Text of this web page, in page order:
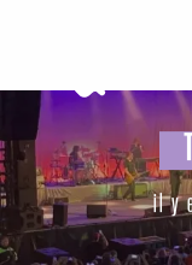
principal
il y